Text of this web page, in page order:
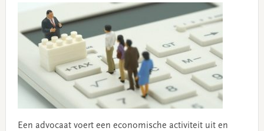
Een advocaat voert een economische activiteit uit en